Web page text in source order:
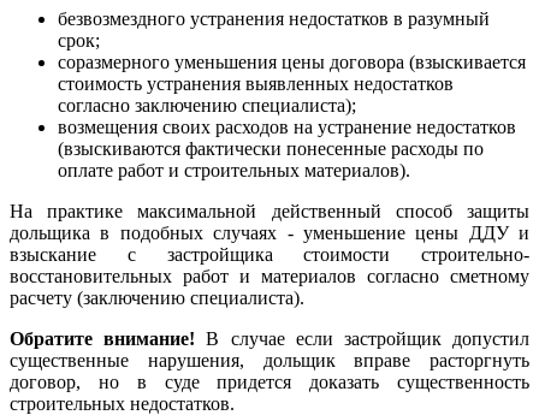
безвозмездного устранения недостатков в разумный
срок;
соразмерного уменьшения цены договора (взыскивается
стоимость устранения выявленных недостатков
согласно заключению специалиста);
возмещения своих расходов на устранение недостатков
(взыскиваются фактически понесенные расходы по
оплате работ и строительных материалов).
На практике максимальной действенный способ защиты
дольщика в подобных случаях - уменьшение цены ДДУ и
взыскание с застройщика стоимости строительно-
восстановительных работ и материалов согласно сметному
расчету (заключению специалиста).
Обратите внимание! В случае если застройщик допустил
существенные нарушения, дольщик вправе расторгнуть
договор, но в суде придется доказать существенность
строительных недостатков.